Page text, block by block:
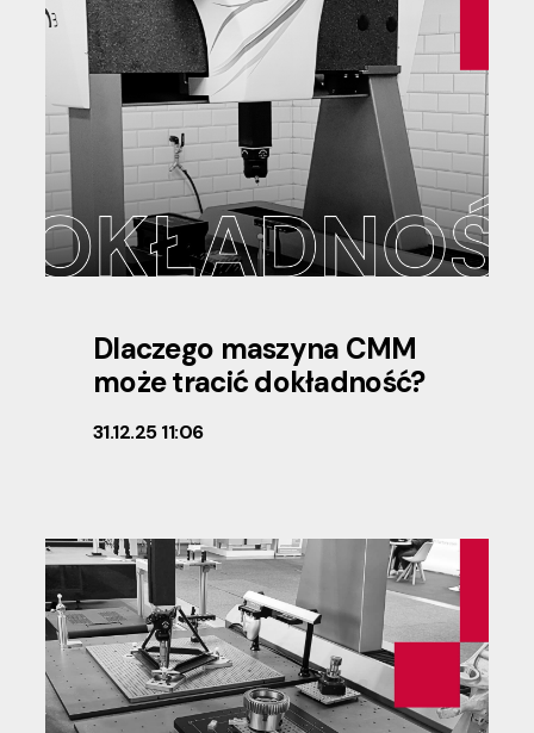
Dlaczego maszyna CMM
może tracić dokładność?
31.12.25 11:06